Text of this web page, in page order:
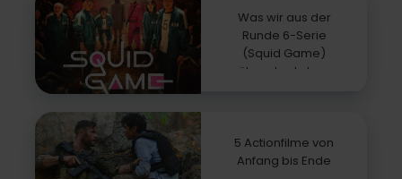
Was wir aus der
Runde 6-Serie
(Squid Game)
über das Leben
5 Actionfilme von
Anfang bis Ende